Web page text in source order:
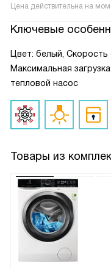
Цена действительна на
Ключевые
Цвет: белый,
Максимальная
тепловой насос
Товары из